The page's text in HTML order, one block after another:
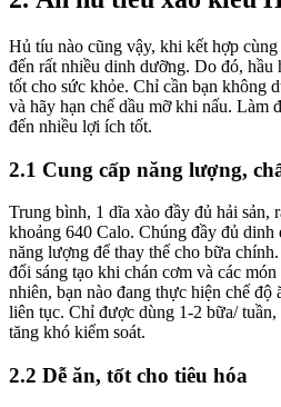
Hủ tíu nào cũng vậy, khi kết hợp
đến rất nhiều dinh dưỡng. Do đó, hầu
tốt cho sức khỏe. Chỉ cần bạn không
và hãy hạn chế dầu mỡ khi nấu. Làm
đến nhiều lợi ích tốt.
2.1 Cung cấp năng lượng,
Trung bình, 1 dĩa xào đầy đủ hải sản,
khoảng 640 Calo. Chúng đầy đủ dinh
năng lượng để thay thế cho bữa
đổi sáng tạo khi chán cơm và các
nhiên, bạn nào đang thực hiện chế độ
liên tục. Chỉ được dùng 1-2 bữa/ tuần,
tăng khó kiểm soát.
2.2 Dễ ăn, tốt cho tiêu hóa